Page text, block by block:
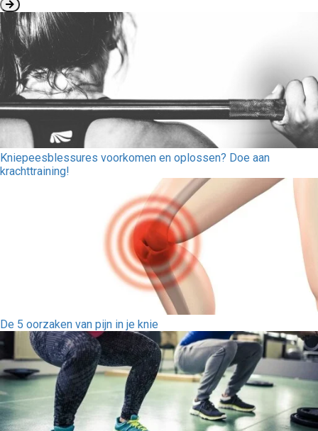
Kniepeesblessures voorkomen en oplossen? Doe aan
krachttraining!
De 5 oorzaken van pijn in je knie